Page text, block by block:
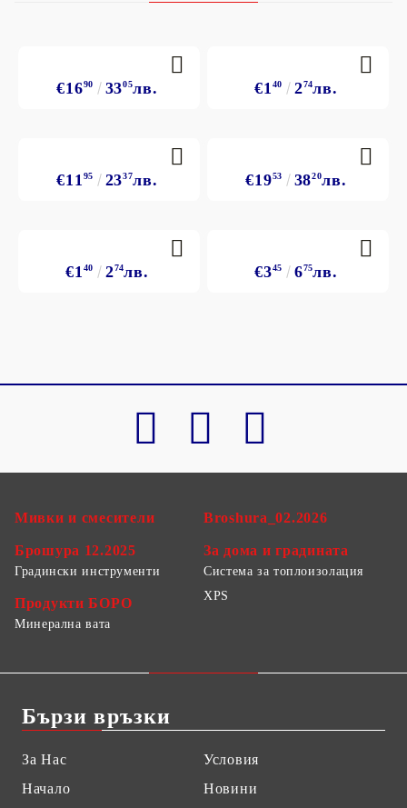
€1690 3305лв. €1 40 274лв.
€11 95 2337лв. €1953 3820лв.
€1 40 274лв. €345 675лв.
Мивки и смесители
Брошура 12.2025
Broshura_02.2026
За дома и градината
Градински инструменти
Продукти БОРО
Система за топлоизолация
XPS
Минерална вата
Бързи връзки
За Нас
Начало
Условия
Новини